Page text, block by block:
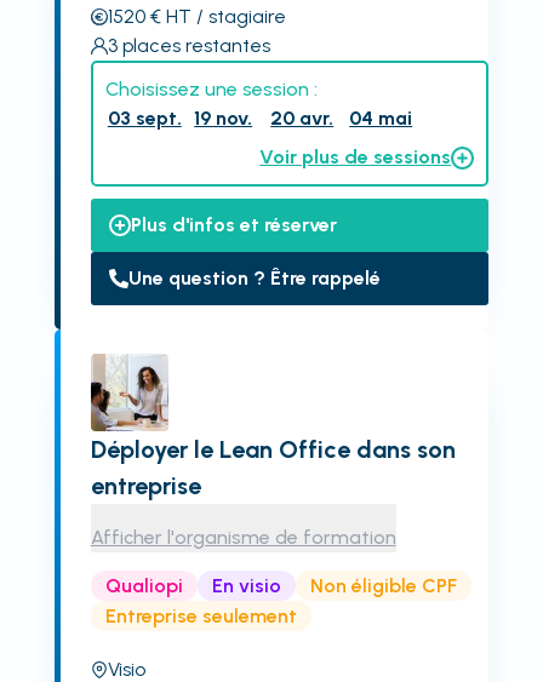
1520€ HT / stagiaire
3 places restantes
Choisissez une session :
03 sept. 19 nov. 20 avr.
04 mai
Voir plus de sessions
Plus d'infos et réserver
Une question ? Être rappelé
Déployer le Lean Office dans son
entreprise
Afficher l'organisme de formation
Qualiopi En visio
Non éligible CPF
Entreprise seulement
Visio